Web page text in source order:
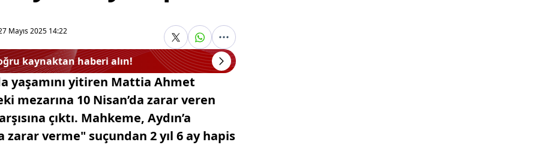
Mayıs 2025 14:22
kaynaktan haberi alın!
yaşamını yitiren Mattia Ahmet
mezarına 10 Nisan’da zarar veren
çıktı. Mahkeme, Aydın’a
verme" suçundan 2 yıl 6 ay hapis